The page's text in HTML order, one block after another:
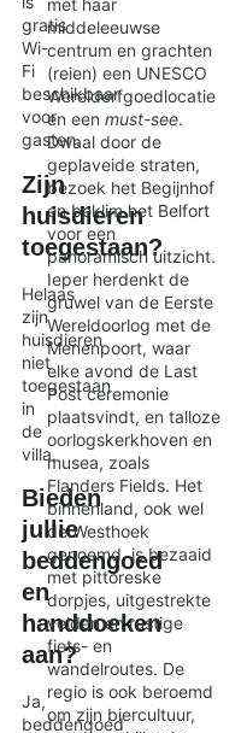
gratis
Wi-
Fi
beschikbaar
voor
gasten.
Zijn
huisdieren
toegestaan?
Helaas
zijn
huisdieren
niet
toegestaan
in
de
villa.
Bieden
jullie
beddengoed
en
handdoeken
aan?
Ja,
beddengoed
met haar
middeleeuwse
centrum en grachten
(reien) een UNESCO
Werelderfgoedlocatie
en eenmust-see.
Dwaal door de
geplaveide straten,
bezoek het Begijnhof
en beklim het Belfort
voor een
panoramisch uitzicht.
Ieper herdenkt de
gruwel van de Eerste
Wereldoorlog met de
Menenpoort, waar
elke avond de Last
Post ceremonie
plaatsvindt, en talloze
oorlogskerkhoven en
musea, zoals
Flanders Fields. Het
binnenland, ook wel
de Westhoek
genoemd, is bezaaid
met pittoreske
dorpjes, uitgestrekte
velden en rustige
fiets- en
wandelroutes. De
regio is ook beroemd
om zijn biercultuur,